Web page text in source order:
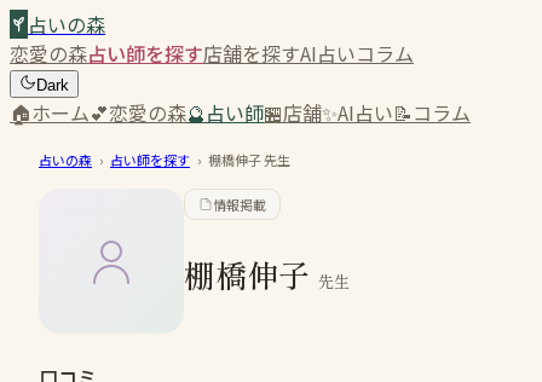
占いの森
恋愛の森占い師を探す店舗を探すAI占いコラム
Dark
🏠ホーム💕恋愛の森🔮占い師🏪店舗✨AI占い📝コラム
占いの森 › 占い師を探す › 棚橋伸子先生
情報掲載
棚橋伸子 先生